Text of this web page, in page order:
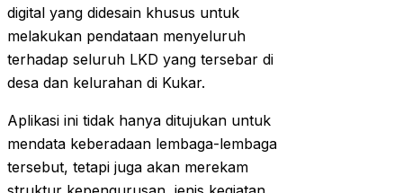
digital yang didesain khusus untuk
melakukan pendataan menyeluruh
terhadap seluruh LKD yang tersebar di
desa dan kelurahan di Kukar.
Aplikasi ini tidak hanya ditujukan untuk
mendata keberadaan lembaga-lembaga
tersebut, tetapi juga akan merekam